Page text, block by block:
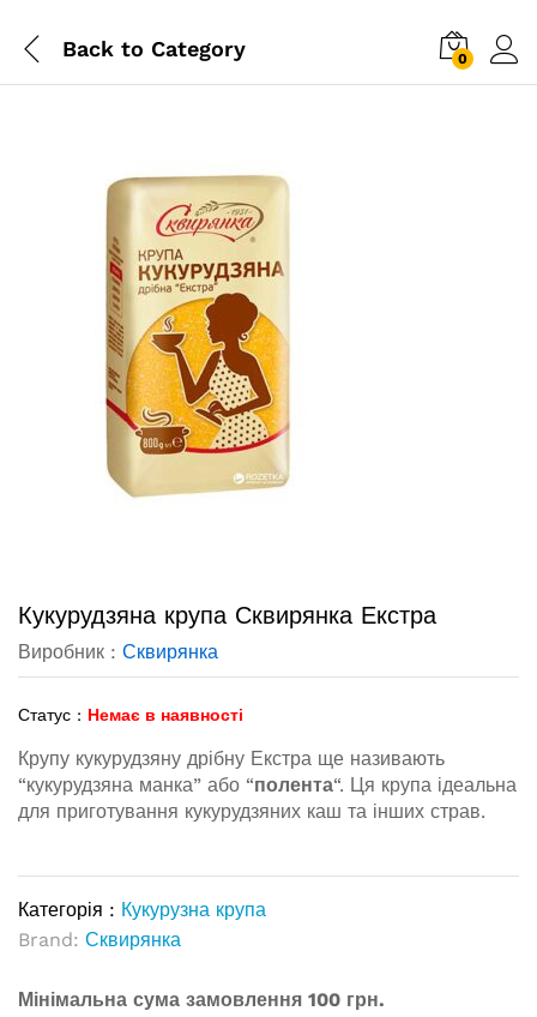
Back to Category 0
Кукурудзяна крупа Сквирянка Екстра
Виробник : Сквирянка
Статус : Немає в наявності
Крупу кукурудзяну дрібну Екстра ще називають
“кукурудзяна манка” або “полента“. Ця крупа ідеальна
для приготування кукурудзяних каш та інших страв.
Категорія : Кукурузна крупа
Brand: Сквирянка
Мінімальна сума замовлення 100 грн.